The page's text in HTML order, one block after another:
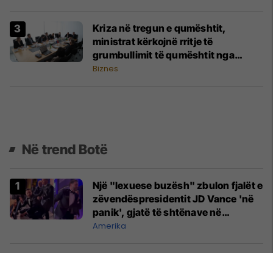
Kriza në tregun e qumështit,
ministrat kërkojnë rritje të
grumbullimit të qumështit nga
fermerët vendorë
Biznes
Në trend Botë
Një "lexuese buzësh" zbulon fjalët e
zëvendëspresidentit JD Vance 'në
panik', gjatë të shtënave në
Uashington DC
Amerika